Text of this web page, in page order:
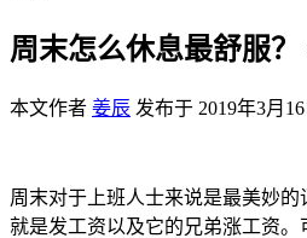
周末怎么休息最舒服？
本文作者 姜辰 发布于 2019年3月
周末对于上班人士来说是最美妙
就是发工资以及它的兄弟涨工资